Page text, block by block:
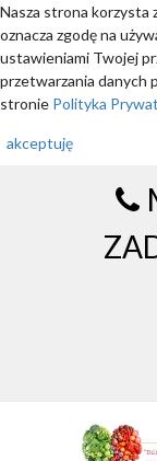
Nasza strona korzysta
oznacza zgodę na
ustawieniami Twojej
przetwarzania danych
stronie Polityka
akceptuję